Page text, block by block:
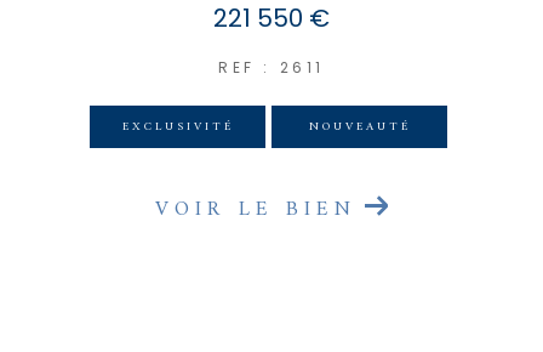
221 550 €
REF : 2611
EXCLUSIVITÉ NOUVEAUTÉ
VOIR LE BIEN